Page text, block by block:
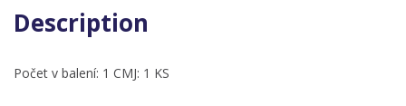
8/15
quantity
Description
Počet v balení: 1 CMJ: 1 KS